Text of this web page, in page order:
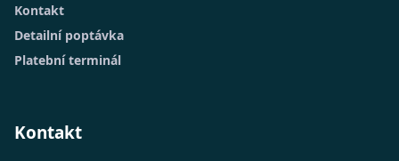
Kontakt
Detailní poptávka
Platební terminál
Kontakt